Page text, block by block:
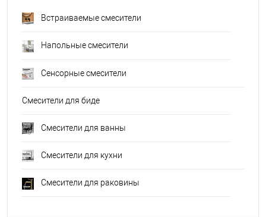
Встраиваемые смесители
Напольные смесители
Сенсорные смесители
Смесители для биде
Смесители для ванны
Смесители для кухни
Смесители для раковины